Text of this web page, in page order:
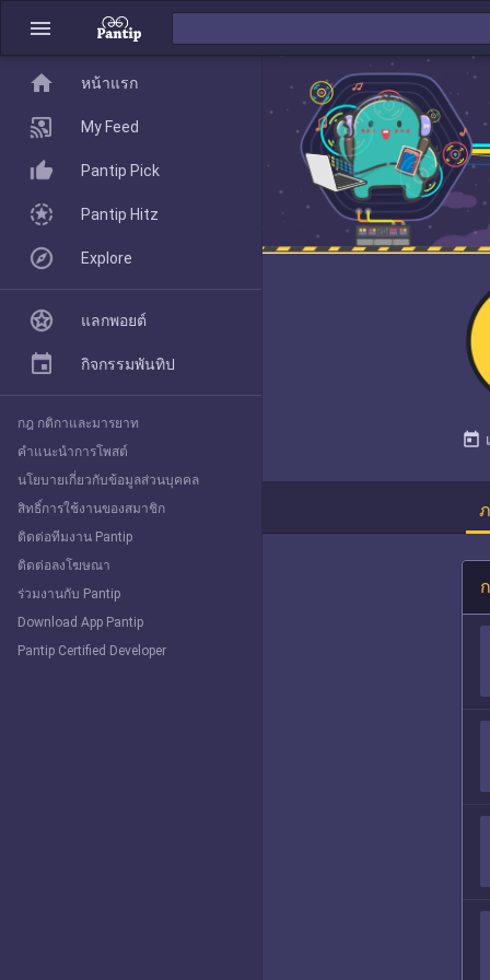
menu
today
home
Pantip Pick
Explore
home หน้าแรก
My Feed
Pantip Pick
Pantip Hitz
Explore
แลกพอยต์
กิจกรรมพันทิป
กฎ กติกาและมารยาท
คำแนะนำการโพสต์
นโยบายเกี่ยวกับข้อมูลส่วนบุคคล
สิทธิ์การใช้งานของสมาชิก
ติดต่อทีมงาน Pantip
ติดต่อลงโฆษณา
ร่วมงานกับ Pantip
Download App Pantip
Pantip Certified Developer